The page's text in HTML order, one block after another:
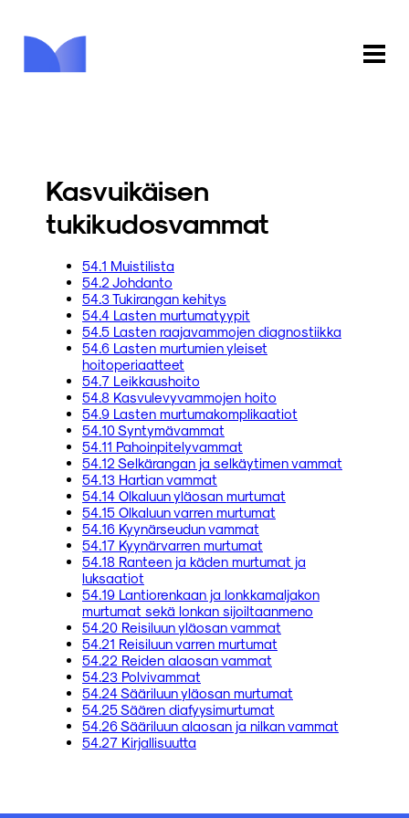
KIRJAUDU
Kasvuikäisen
tukikudosvammat
54.1 Muistilista
54.2 Johdanto
54.3 Tukirangan kehitys
54.4 Lasten murtumatyypit
54.5 Lasten raajavammojen diagnostiikka
54.6 Lasten murtumien yleiset
hoitoperiaatteet
54.7 Leikkaushoito
54.8 Kasvulevyvammojen hoito
54.9 Lasten murtumakomplikaatiot
54.10 Syntymävammat
54.11 Pahoinpitelyvammat
54.12 Selkärangan ja selkäytimen vammat
54.13 Hartian vammat
54.14 Olkaluun yläosan murtumat
54.15 Olkaluun varren murtumat
54.16 Kyynärseudun vammat
54.17 Kyynärvarren murtumat
54.18 Ranteen ja käden murtumat ja
luksaatiot
54.19 Lantiorenkaan ja lonkkamaljakon
murtumat sekä lonkan sijoiltaanmeno
54.20 Reisiluun yläosan vammat
54.21 Reisiluun varren murtumat
54.22 Reiden alaosan vammat
54.23 Polvivammat
54.24 Sääriluun yläosan murtumat
54.25 Säären diafyysimurtumat
54.26 Sääriluun alaosan ja nilkan vammat
54.27 Kirjallisuutta